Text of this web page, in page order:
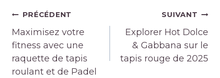
Navigation
de
l’article
PRÉCÉDENT
Maximisez votre
fitness avec une
raquette de tapis
roulant et de Padel
SUIVANT
Explorer Hot Dolce
& Gabbana sur le
tapis rouge de 2025